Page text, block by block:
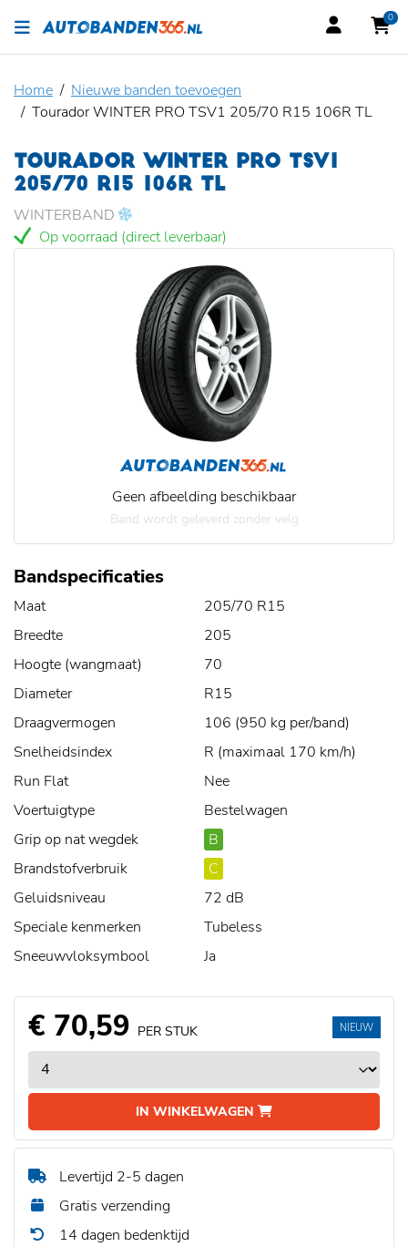
0
Home
Nieuwe banden toevoegen
Tourador WINTER PRO TSV1 205/70 R15 106R TL
TOURADOR WINTER PRO TSV1
205/70 R15 106R TL
WINTERBAND
Op voorraad (direct leverbaar)
Geen afbeelding beschikbaar
Band wordt geleverd zonder velg
Bandspecificaties
Maat
205/70 R15
Breedte
205
Hoogte (wangmaat)
70
Diameter
R15
Draagvermogen
106 (950 kg per/band)
Snelheidsindex
R (maximaal 170 km/h)
Run Flat
Nee
Voertuigtype
Bestelwagen
Grip op nat wegdek
B
Brandstofverbruik
C
Geluidsniveau
72 dB
Speciale kenmerken
Tubeless
Sneeuwvloksymbool
Ja
€ 70,59 PER STUK
IN WINKELWAGEN
NIEUW
Levertijd 2-5 dagen
Gratis verzending
14 dagen bedenktijd